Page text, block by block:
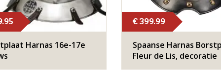
Harnas 16e-17e
€ 399.99
Spaanse Harnas
Fleur de Lis, decoratie